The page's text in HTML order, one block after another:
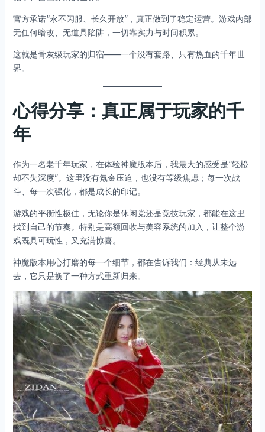
官方承诺“永不闪服、长久开放”，真正做到了稳定运营。游戏内部
无任何暗改、无道具陷阱，一切靠实力与时间积累。
这就是骨灰级玩家的归宿——一个没有套路、只有热血的千年世
界。
心得分享：真正属于玩家的千
年
作为一名老千年玩家，在体验神魔版本后，我最大的感受是“轻松
却不失深度”。这里没有氪金压迫，也没有等级焦虑；每一次战
斗、每一次强化，都是成长的印记。
游戏的平衡性极佳，无论你是休闲党还是竞技玩家，都能在这里
找到自己的节奏。特别是高额回收与美容系统的加入，让整个游
戏既具可玩性，又充满惊喜。
神魔版本用心打磨的每一个细节，都在告诉我们：经典从未远
去，它只是换了一种方式重新归来。